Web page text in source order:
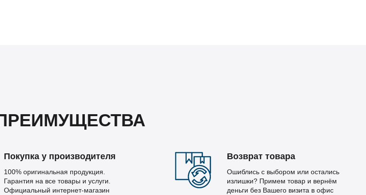
Покупка у производителя
100% оригинальная продукция.
Гарантия на все товары и услуги.
Официальный интернет-магазин
Возврат товара
Ошиблись с выбором или остались
излишки? Примем товар и вернём
деньги без Вашего визита в офис